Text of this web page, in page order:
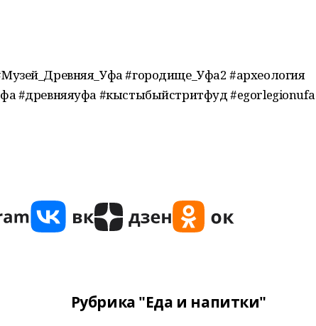
#городище_Уфа2 #археология
#древняяуфа #кыстыбыйстритфуд #egorlegionufa
Рубрика "Еда и напитки"